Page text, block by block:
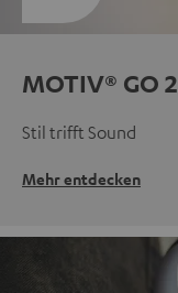
MOTIV® GO 2
Stil trifft Sound
Mehr entdecken